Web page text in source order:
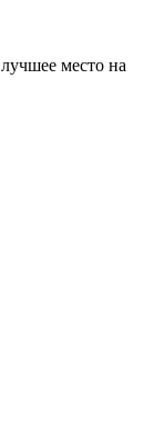
место на